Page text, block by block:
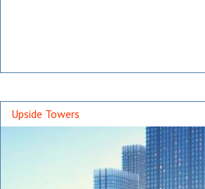
Upside Towers